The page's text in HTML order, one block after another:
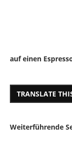
auf einen
TRANSLATE
Weiterführende